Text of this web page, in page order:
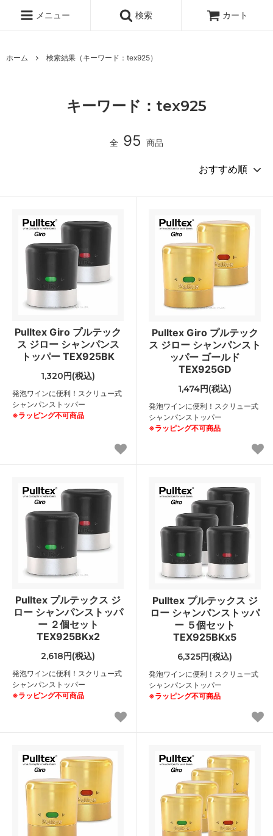
メニュー 検索 カート
ホーム 検索結果（キーワード：tex925）
キーワード：tex925
全 95 商品
Pulltex Giro プルテック
ス ジロー シャンパンス
トッパー TEX925BK
1,320円(税込)
発泡ワインに便利！スクリュー式
シャンパンストッパー
※ラッピング不可商品
Pulltex Giro プルテック
ス ジロー シャンパンスト
ッパー ゴールド
TEX925GD
1,474円(税込)
発泡ワインに便利！スクリュー式
シャンパンストッパー
※ラッピング不可商品
Pulltex プルテックス ジ
ロー シャンパンストッパ
ー ２個セット
TEX925BKx2
2,618円(税込)
発泡ワインに便利！スクリュー式
シャンパンストッパー
※ラッピング不可商品
Pulltex プルテックス ジ
ロー シャンパンストッパ
ー ５個セット
TEX925BKx5
6,325円(税込)
発泡ワインに便利！スクリュー式
シャンパンストッパー
※ラッピング不可商品